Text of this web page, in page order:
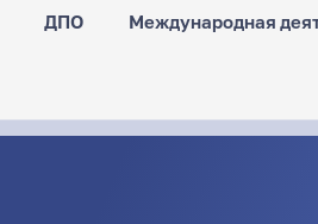
ДПО Международная